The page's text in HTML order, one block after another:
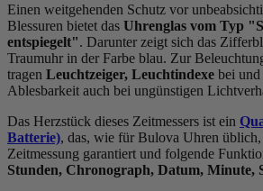
Einen weitgehenden Schutz vor
Blessuren bietet das Uhrenglas vom Typ
entspiegelt". Darunter zeigt sich das
Traumuhr in der Farbe blau. Zur
tragen Leuchtzeiger, Leuchtindexe bei
Ablesbarkeit auch bei ungünstigen
Das Herzstück dieses Zeitmessers ist ein
Batterie), das, wie für Bulova Uhren üblich,
Zeitmessung garantiert und folgende
Stunden, Chronograph, Datum, Minute,